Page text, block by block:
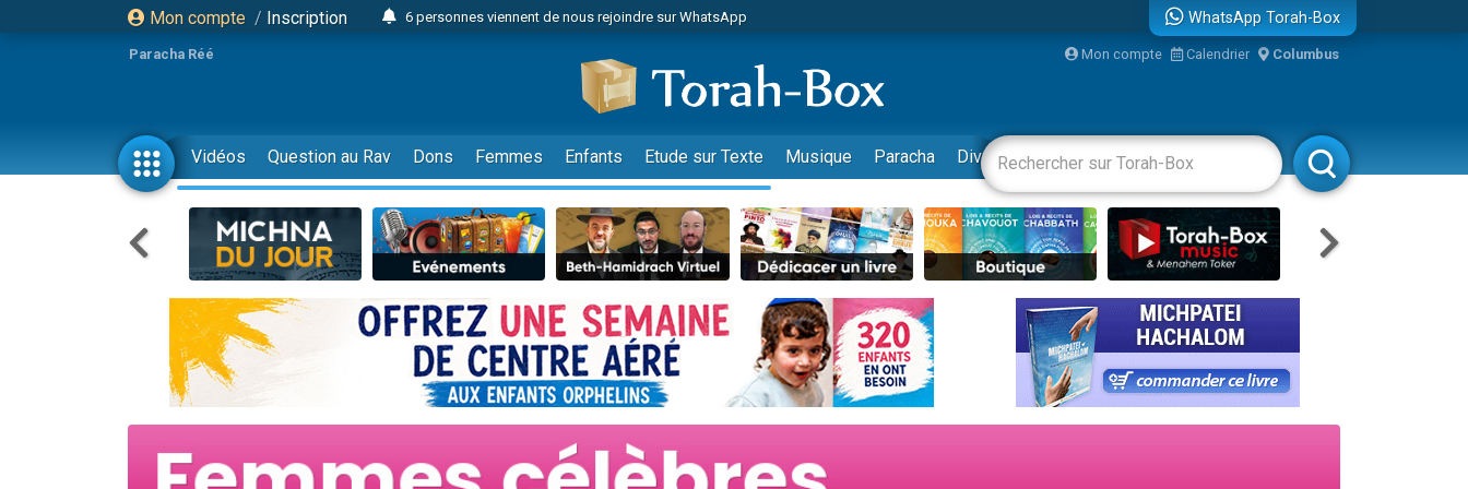
Mon compte / Inscription
6 personnes viennent de nous rejoindre sur WhatsApp
2 personnes viennent de faire un don pour 1 Journée de Vacances Pour les Enfants
17 personnes viennent de demander une bénédiction
4 personnes viennent de nous rejoindre sur WhatsApp
Il reste 49 places pour étudier en groupe sur Zoom
23 personnes viennent de faire un don pour Diane, 80 ans, dans un appartement insalubre
Eva vient de donner son Maasser
4 personnes viennent de nous rejoindre sur WhatsApp
3 personnes viennent de nous rejoindre sur WhatsApp
3 personnes viennent de faire un don pour 5 jours de vacances aux Orphelins
Odaya vient de donner son Maasser
13 personnes viennent de demander une bénédiction
2 personnes viennent de nous rejoindre sur WhatsApp
30 personnes viennent de faire un don pour Sauvez la jambe de Yohan
WhatsApp Torah-Box
Paracha Réé Mon compte Calendrier Columbus
Vidéos Question au Rav Dons Femmes Enfants Etude sur Texte Musique Paracha Divertissements Livres Rabbanim